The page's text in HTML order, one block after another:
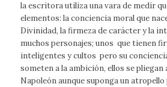
la escritora utiliza una vara de medir
elementos: la conciencia moral que
Divinidad, la firmeza de carácter y la
muchos personajes; unos que tienen
inteligentes y cultos pero su
someten a la ambición, ellos se pliegan
Napoleón aunque suponga un